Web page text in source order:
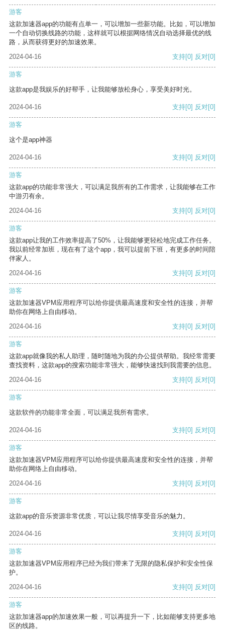
游客
这款加速器app的功能有点单一，可以增加一些新功能。比如，可以增加
一个自动切换线路的功能，这样就可以根据网络情况自动选择最优的线
路，从而获得更好的加速效果。
2024-04-16
支持[0] 反对[0]
游客
这款app是我娱乐的好帮手，让我能够放松身心，享受美好时光。
2024-04-16 支持[0] 反对[0]
游客
这个是app神器
2024-04-16 支持[0] 反对[0]
游客
这款app的功能非常强大，可以满足我所有的工作需求，让我能够在工作
中游刃有余。
2024-04-16
支持[0] 反对[0]
游客
这款app让我的工作效率提高了50%，让我能够更轻松地完成工作任务。
我以前经常加班，现在有了这个app，我可以提前下班，有更多的时间陪
伴家人。
2024-04-16
支持[0] 反对[0]
游客
这款加速器VPM应用程序可以给你提供最高速度和安全性的连接，并帮
助你在网络上自由移动。
2024-04-16
支持[0] 反对[0]
游客
这款app就像我的私人助理，随时随地为我的办公提供帮助。我经常需要
查找资料，这款app的搜索功能非常强大，能够快速找到我需要的信息。
2024-04-16
支持[0] 反对[0]
游客
这款软件的功能非常全面，可以满足我所有需求。
2024-04-16 支持[0] 反对[0]
游客
这款加速器VPM应用程序可以给你提供最高速度和安全性的连接，并帮
助你在网络上自由移动。
2024-04-16
支持[0] 反对[0]
游客
这款app的音乐资源非常优质，可以让我尽情享受音乐的魅力。
2024-04-16 支持[0] 反对[0]
游客
这款加速器VPM应用程序已经为我们带来了无限的隐私保护和安全性保
护。
2024-04-16
支持[0] 反对[0]
游客
这款加速器app的加速效果一般，可以再提升一下，比如能够支持更多地
区的线路。